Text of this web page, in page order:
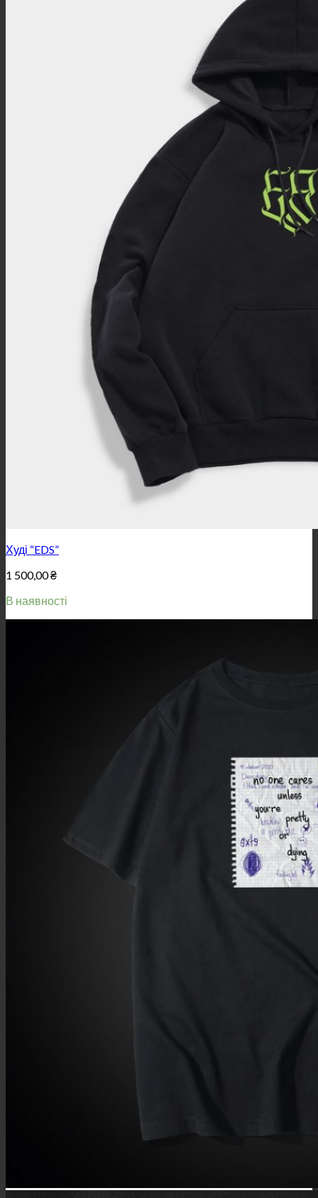
Худі “EDS”
1 500,00₴
В наявності